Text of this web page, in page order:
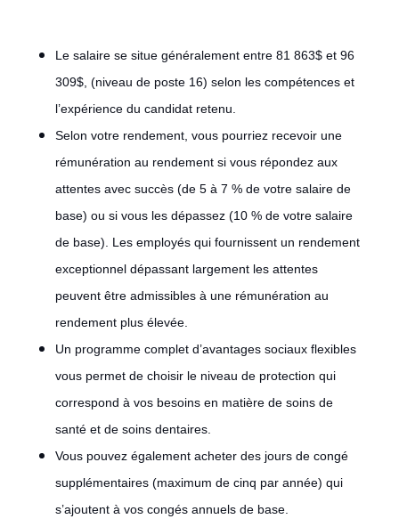
Le salaire se situe généralement entre 81 863$ et 96
309$, (niveau de poste 16) selon les compétences et
l’expérience du candidat retenu.
Selon votre rendement, vous pourriez recevoir une
rémunération au rendement si vous répondez aux
attentes avec succès (de 5 à 7 % de votre salaire de
base) ou si vous les dépassez (10 % de votre salaire
de base). Les employés qui fournissent un rendement
exceptionnel dépassant largement les attentes
peuvent être admissibles à une rémunération au
rendement plus élevée.
Un programme complet d’avantages sociaux flexibles
vous permet de choisir le niveau de protection qui
correspond à vos besoins en matière de soins de
santé et de soins dentaires.
Vous pouvez également acheter des jours de congé
supplémentaires (maximum de cinq par année) qui
s’ajoutent à vos congés annuels de base.